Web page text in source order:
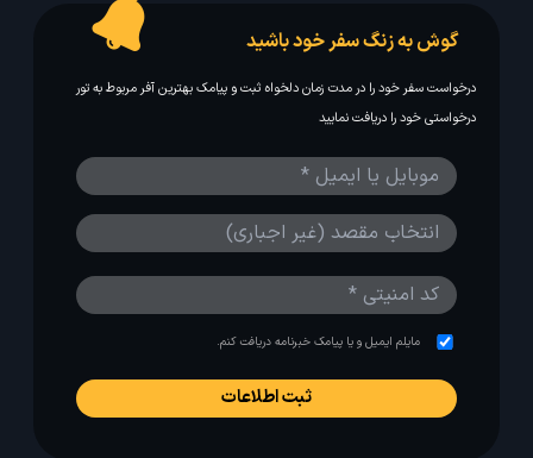
گوش به زنگ سفر خود باشید
درخواست سفر خود را در مدت زمان دلخواه ثبت و پیامک بهترین آفر مربوط به تور
درخواستی خود را دریافت نمایید
مایلم ایمیل و یا پیامک خبرنامه دریافت کنم.